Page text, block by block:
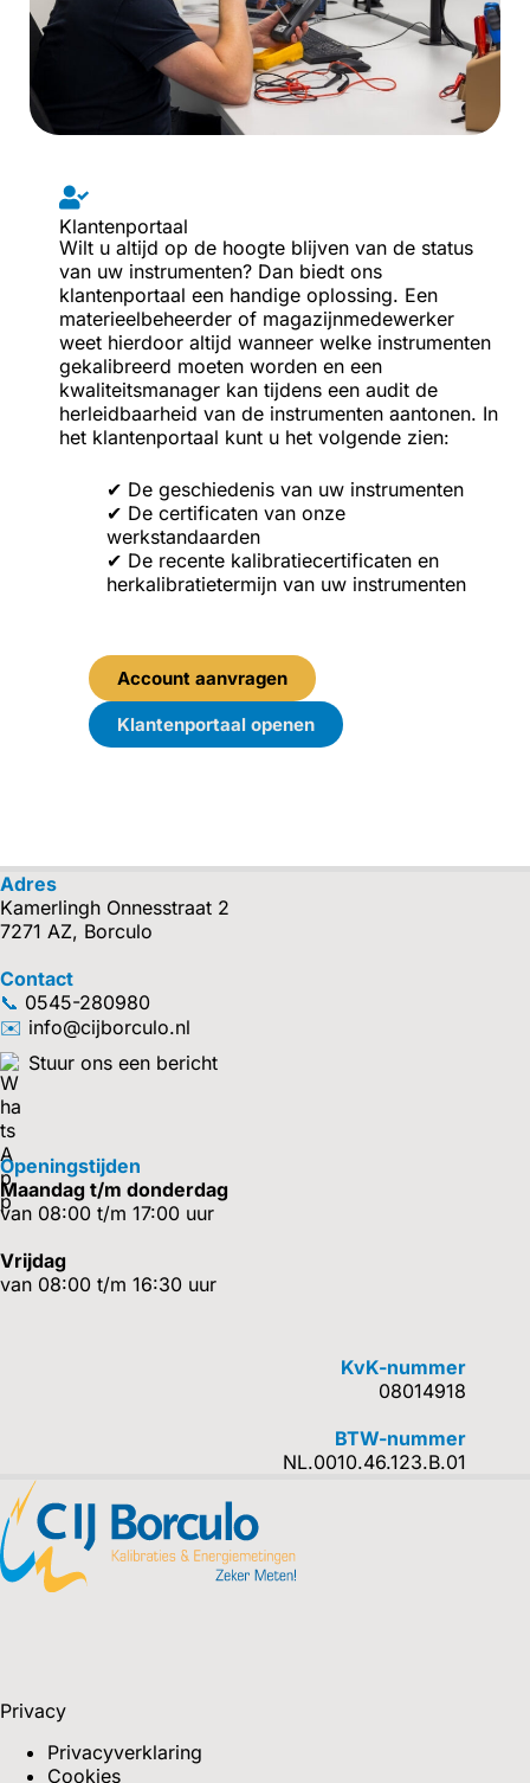
Klantenportaal
Wilt u altijd op de hoogte blijven van de status
van uw instrumenten? Dan biedt ons
klantenportaal een handige oplossing. Een
materieelbeheerder of magazijnmedewerker
weet hierdoor altijd wanneer welke instrumenten
gekalibreerd moeten worden en een
kwaliteitsmanager kan tijdens een audit de
herleidbaarheid van de instrumenten aantonen. In
het klantenportaal kunt u het volgende zien:
✔ De geschiedenis van uw instrumenten
✔ De certificaten van onze
werkstandaarden
✔ De recente kalibratiecertificaten en
herkalibratietermijn van uw instrumenten
Account aanvragen
Klantenportaal openen
Adres
Kamerlingh Onnesstraat 2
7271 AZ, Borculo
Contact
📞 0545-280980
✉️ info@cijborculo.nl
Stuur ons een bericht
Openingstijden
Maandag t/m donderdag
van 08:00 t/m 17:00 uur
Vrijdag
van 08:00 t/m 16:30 uur
KvK-nummer
08014918
BTW-nummer
NL.0010.46.123.B.01
Privacy
Privacyverklaring
Cookies